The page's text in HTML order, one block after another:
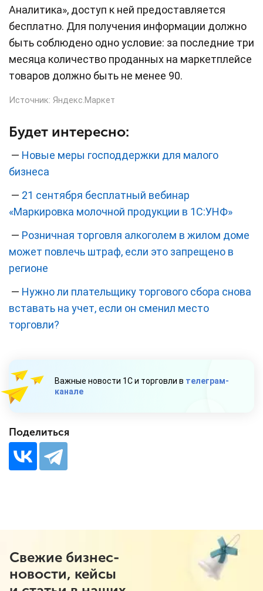
Аналитика», доступ к ней предоставляется
бесплатно. Для получения информации должно
быть соблюдено одно условие: за последние три
месяца количество проданных на маркетплейсе
товаров должно быть не менее 90.
Источник: Яндекс.Маркет
Будет интересно:
— Новые меры господдержки для малого
бизнеса
— 21 сентября бесплатный вебинар
«Маркировка молочной продукции в 1С:УНФ»
— Розничная торговля алкоголем в жилом доме
может повлечь штраф, если это запрещено в
регионе
— Нужно ли плательщику торгового сбора снова
вставать на учет, если он сменил место
торговли?
Важные новости 1С и торговли в телеграм-
канале
Поделиться
Свежие бизнес-
новости, кейсы